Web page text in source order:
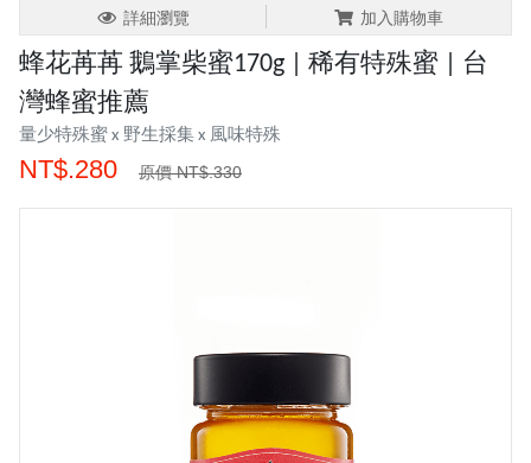
詳細瀏覽 加入購物車
蜂花苒苒 鵝掌柴蜜170g | 稀有特殊蜜 | 台
灣蜂蜜推薦
量少特殊蜜 x 野生採集 x 風味特殊
NT$.280 原價 NT$.330